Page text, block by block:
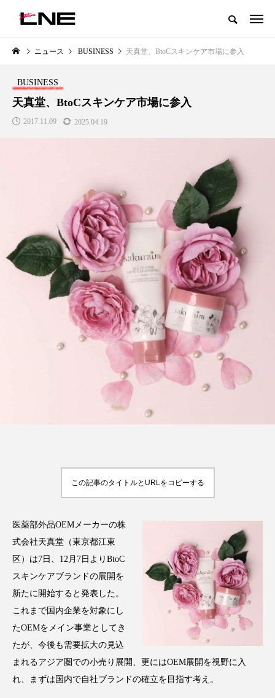
グローバルビューティ＆ヘルスケアビジネス誌
LIFESTYLE
SNSの「加工顔」と美容医療｜AI
がもたらす可能性とこれから
2026.07.13
BUSINESS
GWI調査から読み解く2030年の
都市型スパ――身近なウェルネ
の次世代モデル
2026.08.06
FEATURED 注目の企画
タグ一覧
アスレジャーコスメ
アンチエイジング アンチソリチュード
インタビュー インナービューティー 冷え
インナービューティーアワード2025受賞商品
ウェアラブルデバイス
ウェルビーイング エイジングケア
ニュース BUSINESS 天真堂、BtoCスキンケア市場に参入
BUSINESS
天真堂、BtoCスキンケア市場に参入
2017.11.09 2025.04.19
この記事のタイトルとURLをコピーする
医薬部外品OEMメーカーの株
式会社天真堂（東京都江東
区）は7日、12月7日よりBtoC
スキンケアブランドの展開を
新たに開始すると発表した。
これまで国内企業を対象にし
たOEMをメイン事業としてき
たが、今後も需要拡大の見込
まれるアジア圏での小売り展開、更にはOEM展開を視野に入
れ、まずは国内で自社ブランドの確立を目指す考え。